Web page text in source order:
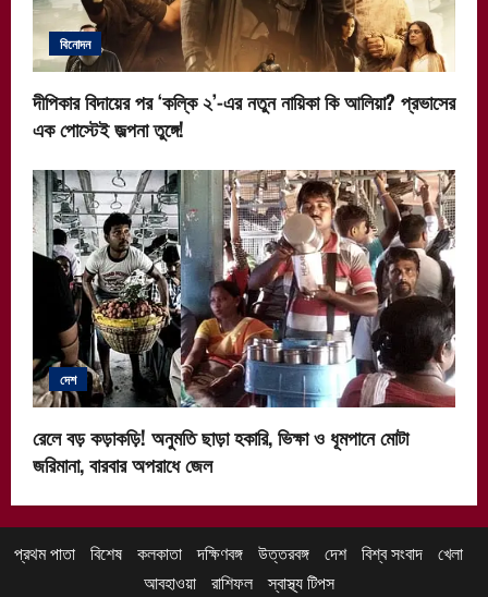
বিনোদন
দীপিকার বিদায়ের পর ‘কল্কি ২’-এর নতুন নায়িকা কি আলিয়া? প্রভাসের
এক পোস্টেই জল্পনা তুঙ্গে!
দেশ
রেলে বড় কড়াকড়ি! অনুমতি ছাড়া হকারি, ভিক্ষা ও ধূমপানে মোটা
জরিমানা, বারবার অপরাধে জেল
প্রথম পাতা বিশেষ কলকাতা দক্ষিণবঙ্গ উত্তরবঙ্গ দেশ বিশ্ব সংবাদ খেলা
আবহাওয়া
রাশিফল স্বাস্থ্য টিপস